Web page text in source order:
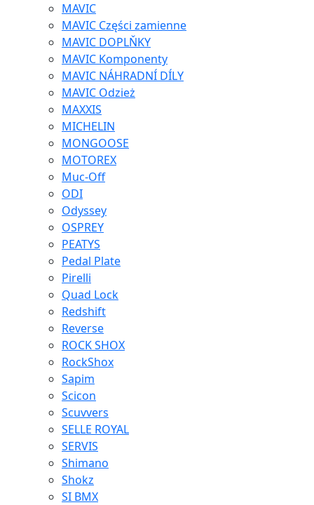
MAVIC
MAVIC Części zamienne
MAVIC DOPLŇKY
MAVIC Komponenty
MAVIC NÁHRADNÍ DÍLY
MAVIC Odzież
MAXXIS
MICHELIN
MONGOOSE
MOTOREX
Muc-Off
ODI
Odyssey
OSPREY
PEATYS
Pedal Plate
Pirelli
Quad Lock
Redshift
Reverse
ROCK SHOX
RockShox
Sapim
Scicon
Scuvvers
SELLE ROYAL
SERVIS
Shimano
Shokz
SI BMX